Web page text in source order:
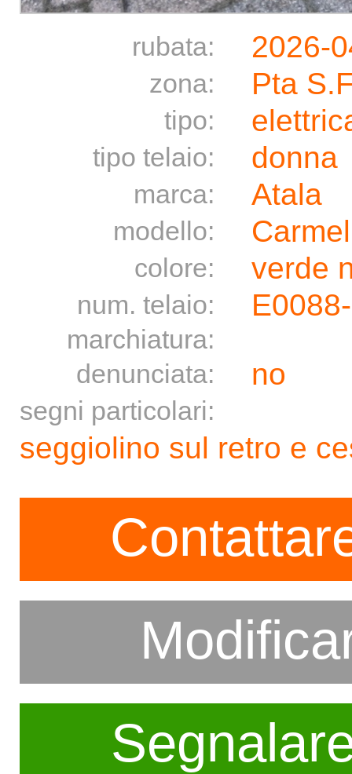
rubata: 2026-
zona: Pta
tipo:
tipo telaio: donna
marca: Atala
modello:
colore: verde
num. telaio:
marchiatura:
denunciata:
no
segni particolari:
seggiolino sul retro e